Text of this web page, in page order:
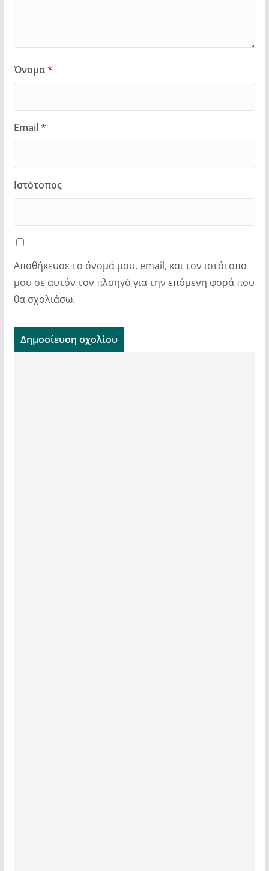
Όνομα*
Email*
Ιστότοπος
Αποθήκευσε το όνομά μου, email, και τον ιστότοπο
μου σε αυτόν τον πλοηγό για την επόμενη φορά που
θα σχολιάσω.